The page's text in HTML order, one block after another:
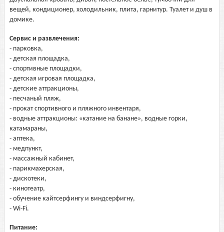
вещей, кондиционер, холодильник, плита, гарнитур. Туалет и душ в
домике.
Сервис и развлечения:
- парковка,
- детская площадка,
- спортивные площадки,
- детская игровая площадка,
- детские аттракционы,
- песчаный пляж,
- прокат спортивного и пляжного инвентаря,
- водные аттракционы: «катание на банане», водные горки,
катамараны,
- аптека,
- медпункт,
- массажный кабинет,
- парикмахерская,
- дискотеки,
- кинотеатр,
- обучение кайтсерфингу и виндсерфигну,
- Wi-Fi.
Питание: